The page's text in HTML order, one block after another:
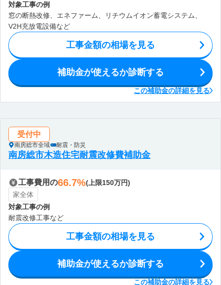
対象工事の例
窓の断熱改修、エネファーム、リチウムイオン蓄電システム、
V2H充放電設備など
工事金額の相場を見る
補助金が使えるか診断する
この補助金の詳細を見る
受付中
南房総市全域 耐震・防災
南房総市木造住宅耐震改修費補助金
工事費用の66.7%(上限150万円)
家全体
対象工事の例
耐震改修工事など
工事金額の相場を見る
補助金が使えるか診断する
この補助金の詳細を見る